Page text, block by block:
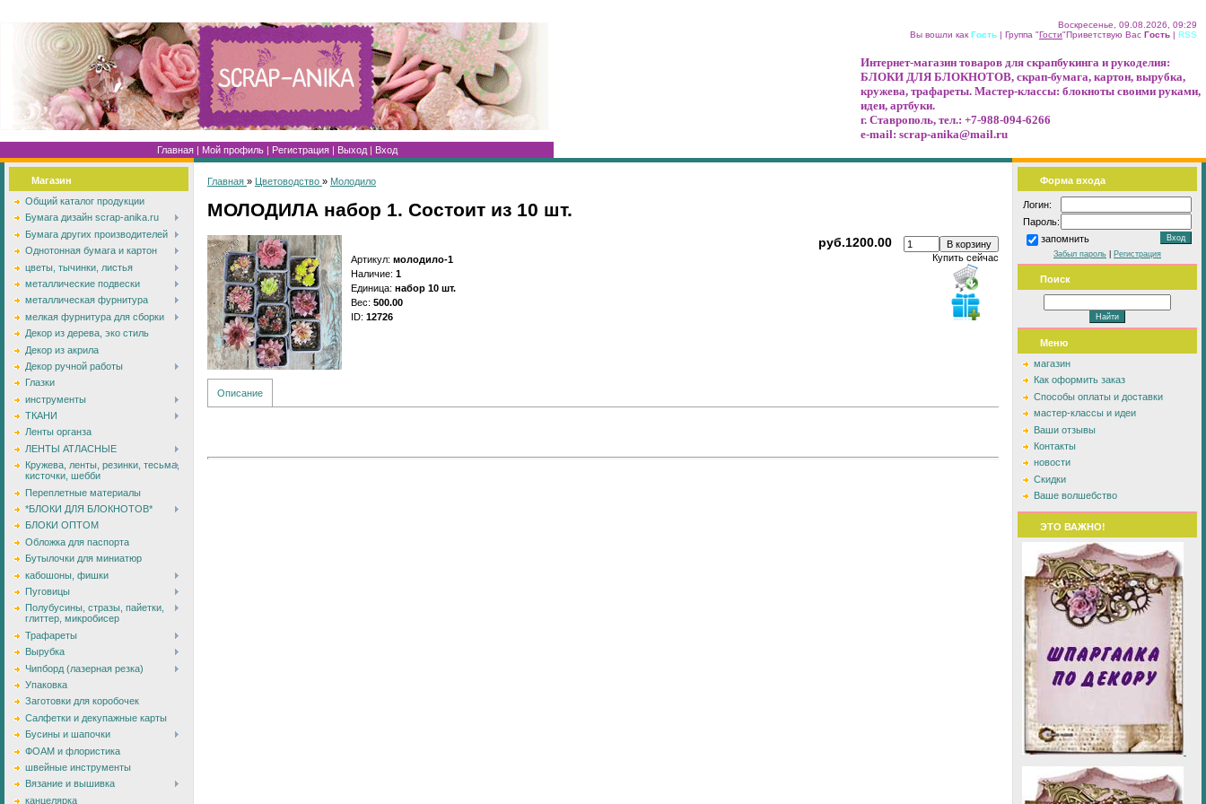
Воскресенье, 09.08.2026, 09:29
Вы вошли как Гость | Группа "Гости"Приветствую Вас Гость | RSS
Интернет-магазин товаров для скрапбукинга и рукоделия:
БЛОКИ ДЛЯ БЛОКНОТОВ, скрап-бумага, картон, вырубка,
кружева, трафареты. Мастер-классы: блокноты своими руками,
идеи, артбуки.
г. Ставрополь, тел.: +7-988-094-6266
e-mail: scrap-anika@mail.ru
Главная| Мой профиль| Регистрация | Выход| Вход
Магазин
Общий каталог продукции
Бумага дизайн scrap-anika.ru
Бумага других производителей
Однотонная бумага и картон
цветы, тычинки, листья
металлические подвески
металлическая фурнитура
мелкая фурнитура для сборки
Декор из дерева, эко стиль
Декор из акрила
Декор ручной работы
Глазки
инструменты
ТКАНИ
Ленты органза
ЛЕНТЫ АТЛАСНЫЕ
Кружева, ленты, резинки, тесьма,
кисточки, шебби
Переплетные материалы
*БЛОКИ ДЛЯ БЛОКНОТОВ*
БЛОКИ ОПТОМ
Обложка для паспорта
Бутылочки для миниатюр
кабошоны, фишки
Пуговицы
Полубусины, стразы, пайетки,
глиттер, микробисер
Трафареты
Вырубка
Чипборд (лазерная резка)
Упаковка
Заготовки для коробочек
Салфетки и декупажные карты
Бусины и шапочки
ФОАМ и флористика
швейные инструменты
Вязание и вышивка
канцелярка
Главная » Цветоводство » Молодило
МОЛОДИЛА набор 1. Состоит из 10 шт.
руб.1200.00
Артикул: молодило-1
Наличие: 1
Единица: набор 10 шт.
Вес: 500.00
ID: 12726
Купить сейчас
Описание
Форма входа
Логин:
Пароль:
запомнить
Забыл пароль Регистрация
Поиск
Меню
магазин
Как оформить заказ
Способы оплаты и доставки
мастер-классы и идеи
Ваши отзывы
Контакты
новости
Скидки
Ваше волшебство
ЭТО ВАЖНО!